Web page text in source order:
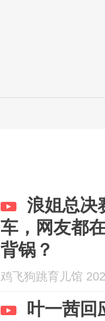
浪姐总决
车，网友都
背锅？
鸡飞狗跳育儿馆
叶一茜回